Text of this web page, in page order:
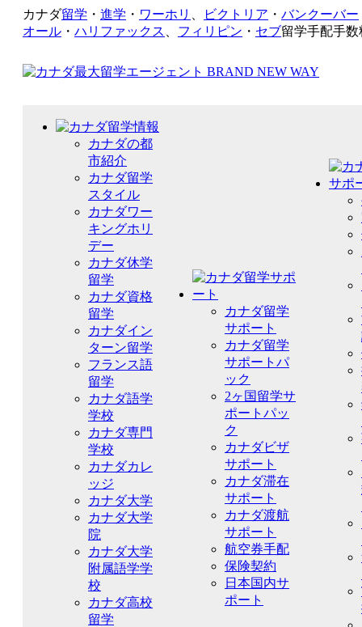
カナダ留学 ・ 進学 ・ ワーホリ ビクトリア ・ バンクーバー
オール ・ ハリファックス フィリピン ・ セブ留学手配手数
カナダの都
市紹介
カナダ留学
スタイル
カナダワー
キングホリ
デー
カナダ休学
留学
カナダ資格
留学
カナダイン
ターン留学
フランス語
留学
カナダ語学
学校
カナダ専門
学校
カナダカレ
ッジ
カナダ大学
カナダ大学
院
カナダ大学
附属語学学
校
カナダ高校
留学
カナダ留学
サポート
カナダ留学
サポートパ
ック
2ヶ国留学サ
ポートパッ
ク
カナダビザ
サポート
カナダ滞在
サポート
カナダ渡航
サポート
航空券手配
保険契約
日本国内サ
ポート